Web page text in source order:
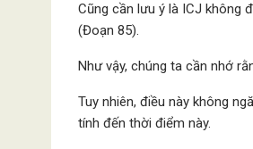
Cũng cần lưu ý là ICJ không
(Đoạn 85).
Như vậy, chúng ta cần nhớ
Tuy nhiên, điều này không
tính đến thời điểm này.